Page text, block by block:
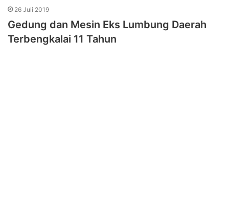
26 Juli 2019
Gedung dan Mesin Eks Lumbung Daerah
Terbengkalai 11 Tahun